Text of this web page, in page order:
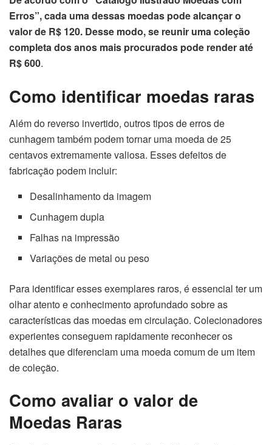
Erros”, cada uma dessas moedas pode alcançar o
valor de R$ 120. Desse modo, se reunir uma coleção
completa dos anos mais procurados pode render até
R$ 600.
Como identificar moedas raras
Além do reverso invertido, outros tipos de erros de
cunhagem também podem tornar uma moeda de 25
centavos extremamente valiosa. Esses defeitos de
fabricação podem incluir:
Desalinhamento da imagem
Cunhagem dupla
Falhas na impressão
Variações de metal ou peso
Para identificar esses exemplares raros, é essencial ter um
olhar atento e conhecimento aprofundado sobre as
características das moedas em circulação. Colecionadores
experientes conseguem rapidamente reconhecer os
detalhes que diferenciam uma moeda comum de um item
de coleção.
Como avaliar o valor de
Moedas Raras